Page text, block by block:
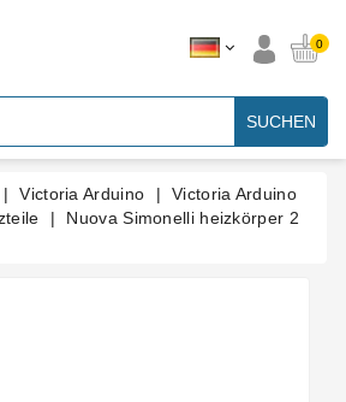
0
SUCHEN
Victoria Arduino
Victoria Arduino
Nuova Simonelli heizkörper 2